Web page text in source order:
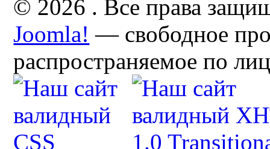
© 2026 . Все права
Joomla! — свободное
распространяемое по